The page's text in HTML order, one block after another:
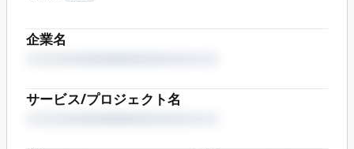
企業名
サービス/プロジェクト名